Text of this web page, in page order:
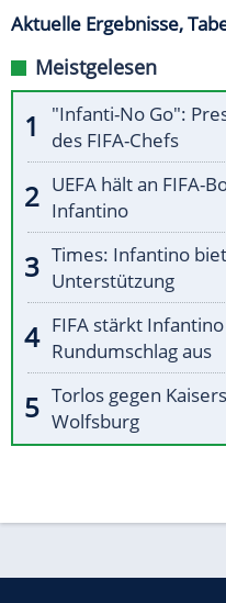
Aktuelle Ergebnisse,
Meistgelesen
"Infanti-No Go":
des FIFA-Chefs
UEFA hält an FIFA-
Infantino
Times: Infantino
Unterstützung
FIFA stärkt
Rundumschlag aus
Torlos gegen
Wolfsburg